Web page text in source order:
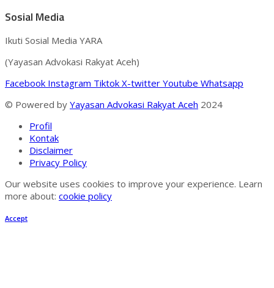
Sosial Media
Ikuti Sosial Media YARA
(Yayasan Advokasi Rakyat Aceh)
Facebook Instagram Tiktok X-twitter Youtube Whatsapp
© Powered by Yayasan Advokasi Rakyat Aceh 2024
Profil
Kontak
Disclaimer
Privacy Policy
Our website uses cookies to improve your experience. Learn
more about: cookie policy
Accept